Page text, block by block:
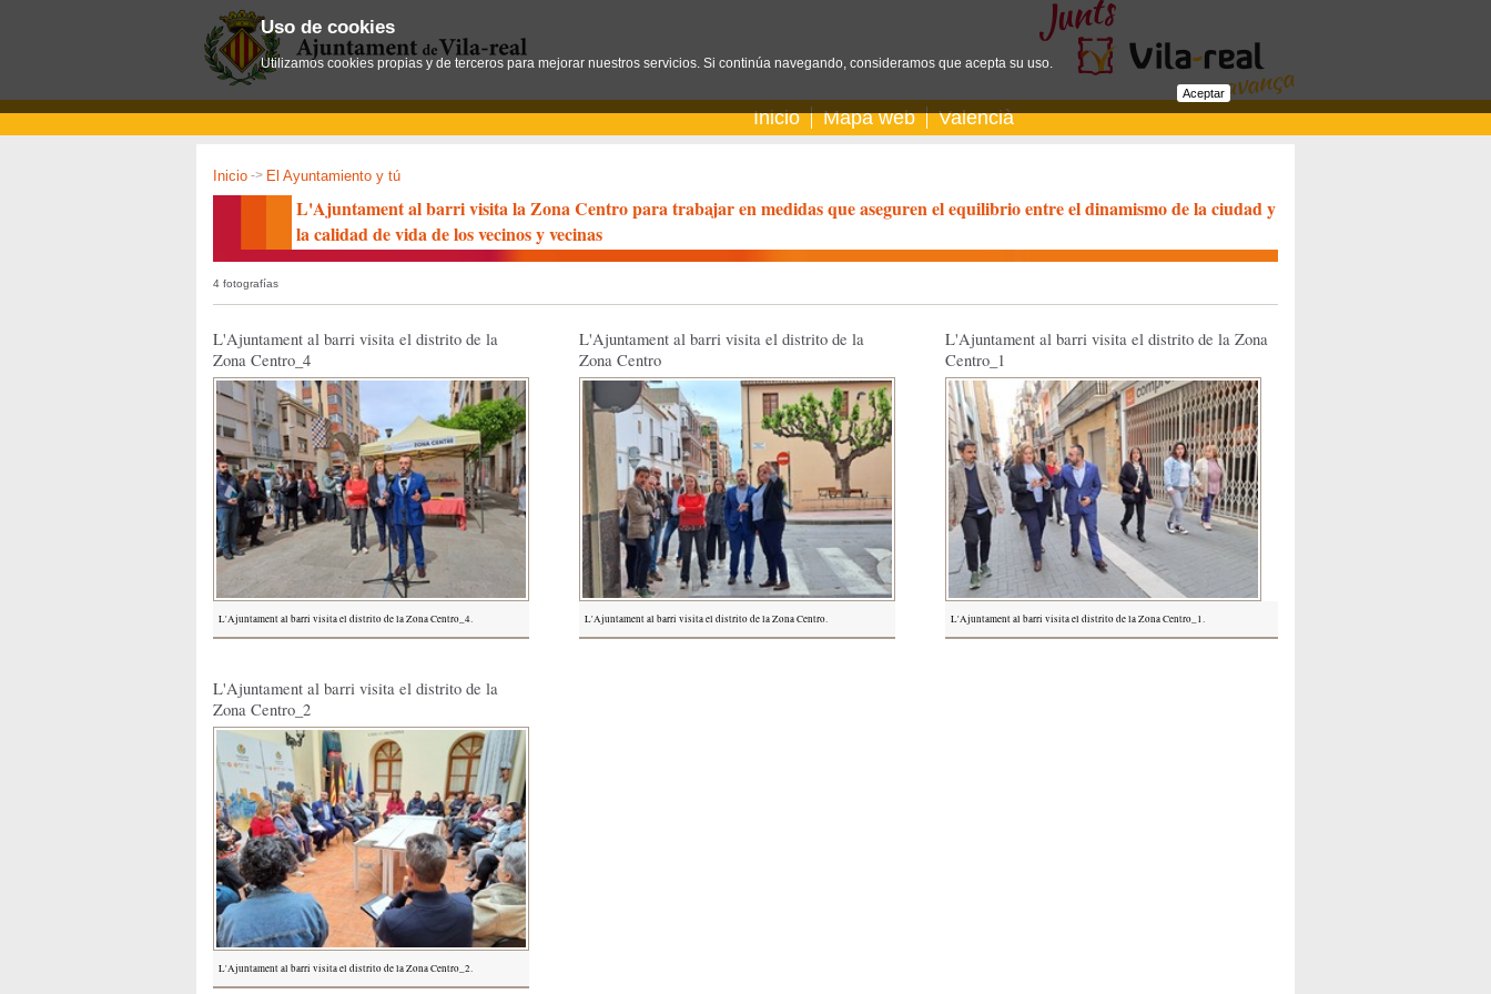
Inicio Mapa web Valencià
Inicio -> El Ayuntamiento y tú
L'Ajuntament al barri visita la Zona Centro para trabajar en medidas que aseguren el equilibrio entre el dinamismo de la ciudad y
la calidad de vida de los vecinos y vecinas
4 fotografías
L'Ajuntament al barri visita el distrito de la
Zona Centro_4
L'Ajuntament al barri visita el distrito de la Zona Centro_4.
L'Ajuntament al barri visita el distrito de la
Zona Centro
L'Ajuntament al barri visita el distrito de la Zona Centro.
L'Ajuntament al barri visita el distrito de la Zona
Centro_1
L'Ajuntament al barri visita el distrito de la Zona Centro_1.
L'Ajuntament al barri visita el distrito de la
Zona Centro_2
L'Ajuntament al barri visita el distrito de la Zona Centro_2.
Uso de cookies
Utilizamos cookies propias y de terceros para mejorar nuestros servicios. Si continúa navegando, consideramos que acepta su uso.
Aceptar